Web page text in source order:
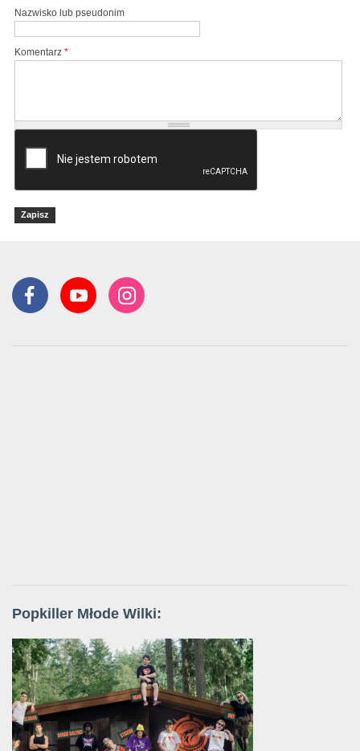
Nazwisko lub pseudonim
Komentarz *
Popkiller Młode Wilki: